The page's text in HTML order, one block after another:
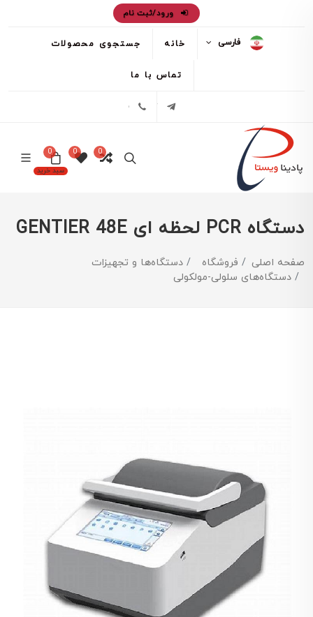
ورود/ثبت نام
فارسی خانه جستجوی محصولات
تماس با ما
تلگرام
0
0
سبد خرید
0
دستگاه PCR لحظه ای GENTIER 48E
صفحه اصلی فروشگاه
دستگاه‌ها و تجهیزات
دستگاه‌های سلولی-مولکولی